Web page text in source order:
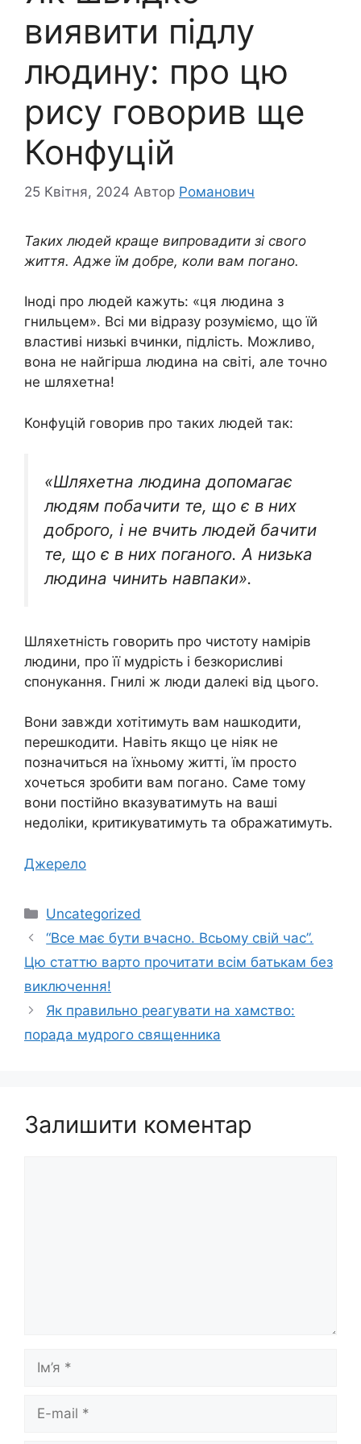
виявити підлу
людину: про цю
рису говорив ще
Конфуцій
25 Квітня, 2024 Автор Романович
Таких людей краще випровадити зі свого
життя. Адже їм добре, коли вам погано.
Іноді про людей кажуть: «ця людина з
гнильцем». Всі ми відразу розуміємо, що їй
властиві низькі вчинки, підлість. Можливо,
вона не найгірша людина на світі, але точно
не шляхетна!
Конфуцій говорив про таких людей так:
«Шляхетна людина допомагає
людям побачити те, що є в них
доброго, і не вчить людей бачити
те, що є в них поганого. А низька
людина чинить навпаки».
Шляхетність говорить про чистоту намірів
людини, про її мудрість і безкорисливі
спонукання. Гнилі ж люди далекі від цього.
Вони завжди хотітимуть вам нашкодити,
перешкодити. Навіть якщо це ніяк не
позначиться на їхньому житті, їм просто
хочеться зробити вам погано. Саме тому
вони постійно вказуватимуть на ваші
недоліки, критикуватимуть та ображатимуть.
Джерело
Категорії
Uncategorized
“Все має бути вчасно. Всьому свій час”.
Цю статтю варто прочитати всім батькам без
виключення!
Як правильно реагувати на хамство:
порада мудрого священника
Залишити коментар
mail